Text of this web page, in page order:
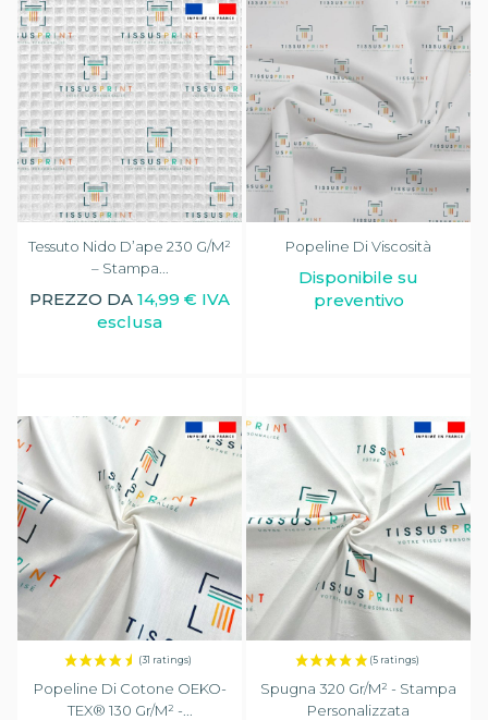
Tessuto Nido D’ape 230 G/m²
– Stampa...
PREZZO DA 14,99 € IVA
esclusa
Popeline Di Viscosità
Disponibile su
preventivo
Popeline Di Cotone OEKO-
TEX® 130 Gr/m² -...
Spugna 320 Gr/m² - Stampa
Personalizzata